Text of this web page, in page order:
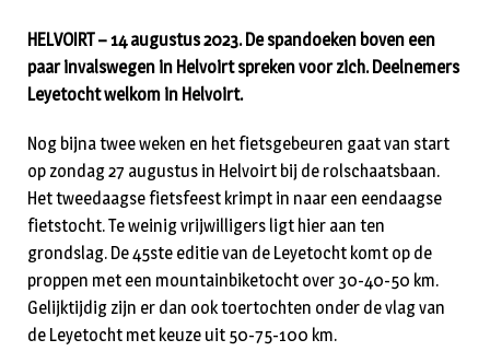
HELVOIRT – 14 augustus 2023. De spandoeken boven een
paar invalswegen in Helvoirt spreken voor zich. Deelnemers
Leyetocht welkom in Helvoirt.
Nog bijna twee weken en het fietsgebeuren gaat van start
op zondag 27 augustus in Helvoirt bij de rolschaatsbaan.
Het tweedaagse fietsfeest krimpt in naar een eendaagse
fietstocht. Te weinig vrijwilligers ligt hier aan ten
grondslag. De 45ste editie van de Leyetocht komt op de
proppen met een mountainbiketocht over 30-40-50 km.
Gelijktijdig zijn er dan ook toertochten onder de vlag van
de Leyetocht met keuze uit 50-75-100 km.